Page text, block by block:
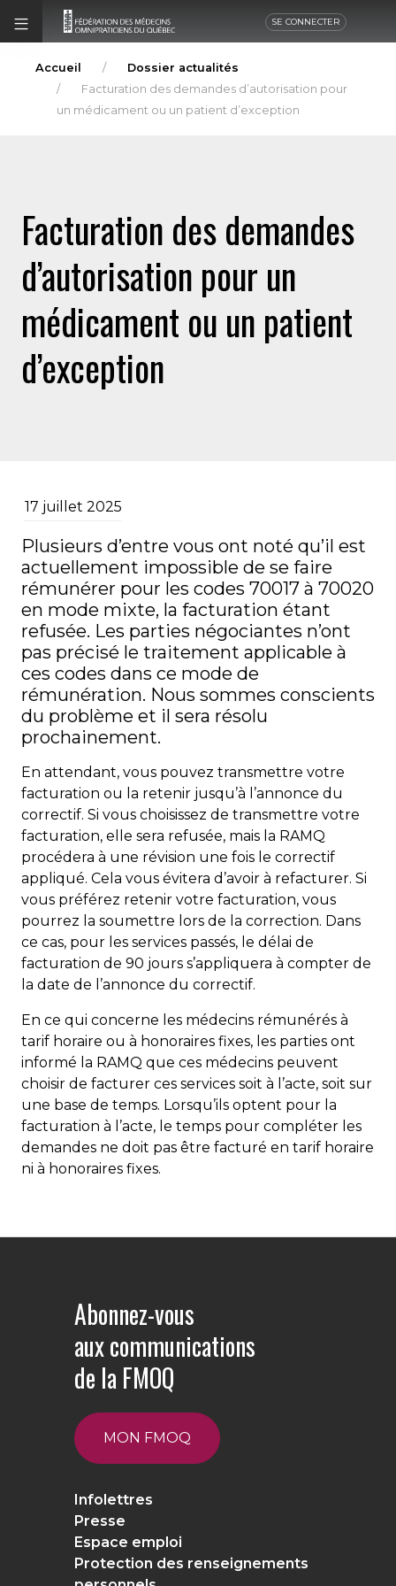
SE CONNECTER
Accueil
Dossier actualités
Facturation des demandes d’autorisation pour
un médicament ou un patient d’exception
Facturation des demandes
d’autorisation pour un
médicament ou un patient
d’exception
17 juillet 2025
Plusieurs d’entre vous ont noté qu’il est
actuellement impossible de se faire
rémunérer pour les codes 70017 à 70020
en mode mixte, la facturation étant
refusée. Les parties négociantes n’ont
pas précisé le traitement applicable à
ces codes dans ce mode de
rémunération. Nous sommes conscients
du problème et il sera résolu
prochainement.
En attendant, vous pouvez transmettre votre
facturation ou la retenir jusqu’à l’annonce du
correctif. Si vous choisissez de transmettre votre
facturation, elle sera refusée, mais la RAMQ
procédera à une révision une fois le correctif
appliqué. Cela vous évitera d’avoir à refacturer. Si
vous préférez retenir votre facturation, vous
pourrez la soumettre lors de la correction. Dans
ce cas, pour les services passés, le délai de
facturation de 90 jours s’appliquera à compter de
la date de l’annonce du correctif.
En ce qui concerne les médecins rémunérés à
tarif horaire ou à honoraires fixes, les parties ont
informé la RAMQ que ces médecins peuvent
choisir de facturer ces services soit à l’acte, soit sur
une base de temps. Lorsqu’ils optent pour la
facturation à l’acte, le temps pour compléter les
demandes ne doit pas être facturé en tarif horaire
ni à honoraires fixes.
Abonnez-vous
aux communications
de la FMOQ
MON FMOQ
Infolettres
Presse
Espace emploi
Protection des renseignements